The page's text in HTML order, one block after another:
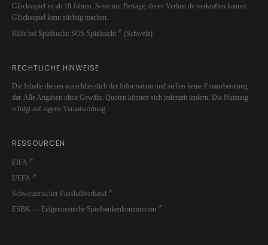
Glücksspiel ist ab 18 Jahren. Setze nur Beträge, deren Verlust du verkraften kannst.
Glücksspiel kann süchtig machen.
Hilfe bei Spielsucht: SOS Spielsucht (Schweiz)
RECHTLICHE HINWEISE
Die Inhalte dienen ausschliesslich der Information und stellen keine Finanzberatung
dar. Alle Angaben ohne Gewähr. Quoten können sich jederzeit ändern. Die Nutzung
erfolgt auf eigene Verantwortung.
RESSOURCEN
FIFA
UEFA
Schweizerischer Fussballverband
ESBK — Eidgenössische Spielbankenkommission